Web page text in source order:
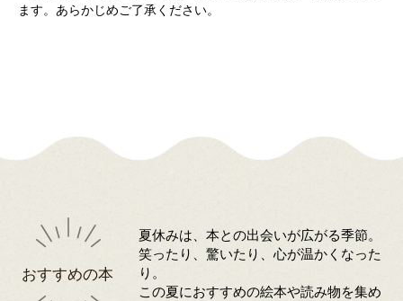
ます。あらかじめご了承ください。
おすすめの本
夏休みは、本との出会いが広がる季節。
笑ったり、驚いたり、心が温かくなった
り。
この夏におすすめの絵本や読み物を集め